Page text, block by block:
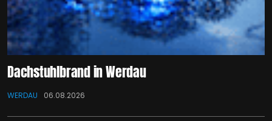
Dachstuhlbrand in Werdau
WERDAU 06.08.2026